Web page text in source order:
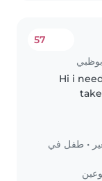
57
Hi i
• طفل في